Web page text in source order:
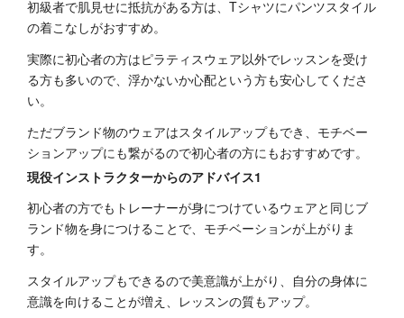
初級者で肌見せに抵抗がある方は、Tシャツにパンツスタイル
の着こなしがおすすめ。
実際に初心者の方はピラティスウェア以外でレッスンを受け
る方も多いので、浮かないか心配という方も安心してくださ
い。
ただブランド物のウェアはスタイルアップもでき、モチベー
ションアップにも繋がるので初心者の方にもおすすめです。
現役インストラクターからのアドバイス1
初心者の方でもトレーナーが身につけているウェアと同じブ
ランド物を身につけることで、モチベーションが上がりま
す。
スタイルアップもできるので美意識が上がり、自分の身体に
意識を向けることが増え、レッスンの質もアップ。